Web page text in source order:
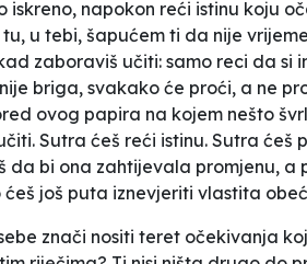
iskreno, napokon reći istinu koju
u tebi, šapućem ti da nije
zaboraviš učiti:samo reci da si
briga, svakako će proći, a ne
ovog papira na kojem nešto
Sutra ćeš reći istinu. Sutra
da bi ona zahtijevala promjenu,
ćeš još puta iznevjeriti vlastita
znači nositi teret očekivanja